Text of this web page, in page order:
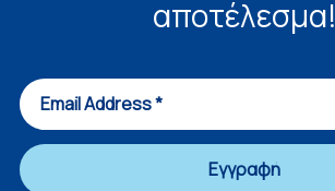
αποτέλεσμα!